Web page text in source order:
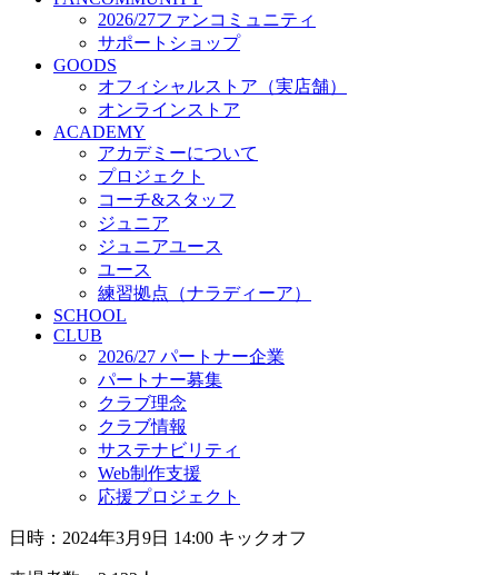
クラブ理念
クラブ情報
サステナビリティ
Web制作支援
応援プロジェクト
2026/27ファンコミュニティ
サポートショップ
GOODS
オフィシャルストア（実店舗）
オンラインストア
ACADEMY
アカデミーについて
プロジェクト
コーチ&スタッフ
ジュニア
ジュニアユース
ユース
練習拠点（ナラディーア）
SCHOOL
CLUB
2026/27 パートナー企業
パートナー募集
クラブ理念
クラブ情報
サステナビリティ
Web制作支援
応援プロジェクト
日時：2024年3月9日 14:00 キックオフ